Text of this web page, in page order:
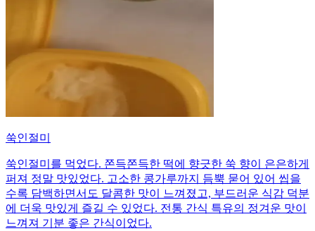
쑥인절미
쑥인절미를 먹었다. 쫀득쫀득한 떡에 향긋한 쑥 향이 은은하게
퍼져 정말 맛있었다. 고소한 콩가루까지 듬뿍 묻어 있어 씹을
수록 담백하면서도 달콤한 맛이 느껴졌고, 부드러운 식감 덕분
에 더욱 맛있게 즐길 수 있었다. 전통 간식 특유의 정겨운 맛이
느껴져 기분 좋은 간식이었다.